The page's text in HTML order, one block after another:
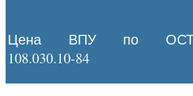
Цена ВПУ по
108.030.10-84